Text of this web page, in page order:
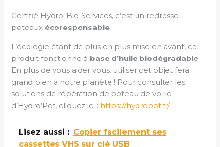
Certifié Hydro-Bio-Services, c’est un redresse-
poteaux écoresponsable.
L’écologie étant de plus en plus mise en avant, ce
produit fonctionne à base d’huile biodégradable.
En plus de vous aider vous, utiliser cet objet fera
grand bien à notre planète ! Pour consulter les
solutions de répération de poteau de voirie
d’Hydro’Pot, cliquez ici : https://hydropot.fr/
Lisez aussi : Copier facilement ses
cassettes VHS sur clé USB